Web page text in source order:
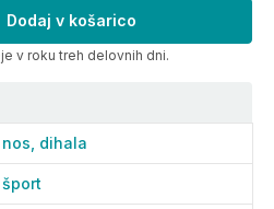
Dodaj v košarico
v roku treh delovnih dni.
nos, dihala
šport